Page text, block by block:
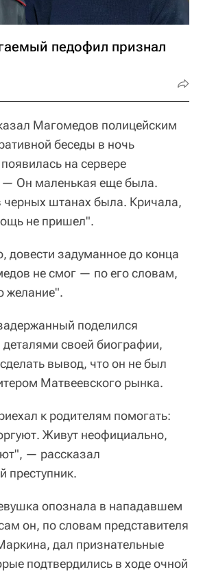
педофил признал
Магомедов полицейским
беседы в ночь
на сервере
— Он маленькая еще была.
черных штанах была. Кричала,
не пришел".
довести задуманное до конца
не смог — по его словам,
желание".
поделился
своей биографии,
вывод, что он не был
Матвеевского рынка.
к родителям помогать:
Живут неофициально,
— рассказал
преступник.
опознала в нападавшем
он, по словам представителя
дал признательные
подтвердились в ходе очной